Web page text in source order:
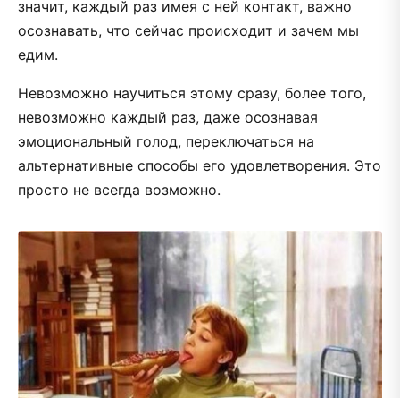
значит, каждый раз имея с ней контакт, важно
осознавать, что сейчас происходит и зачем мы
едим.
Невозможно научиться этому сразу, более того,
невозможно каждый раз, даже осознавая
эмоциональный голод, переключаться на
альтернативные способы его удовлетворения. Это
просто не всегда возможно.